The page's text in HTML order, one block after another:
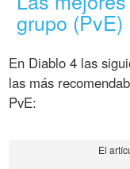
grupo (PvE)
En Diablo 4 las
las más
PvE: